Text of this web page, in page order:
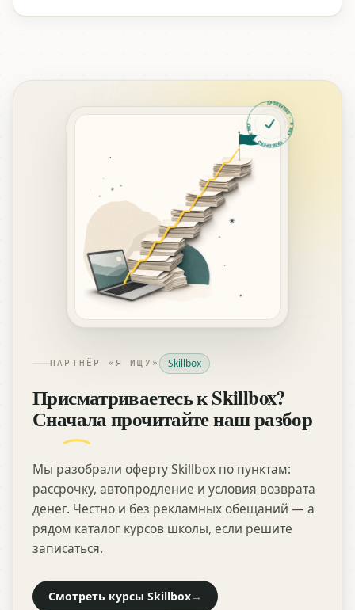
ПАРТНЁР «Я ИЩУ» Skillbox
Присматриваетесь к Skillbox?
Сначала прочитайте наш разбор
Мы разобрали оферту Skillbox по пунктам:
рассрочку, автопродление и условия возврата
денег. Честно и без рекламных обещаний — а
рядом каталог курсов школы, если решите
записаться.
Смотреть курсы Skillbox→
ПРОВЕРЕНО · Я ИЩУ · ПРОВЕРЕНО · Я ИЩУ ·